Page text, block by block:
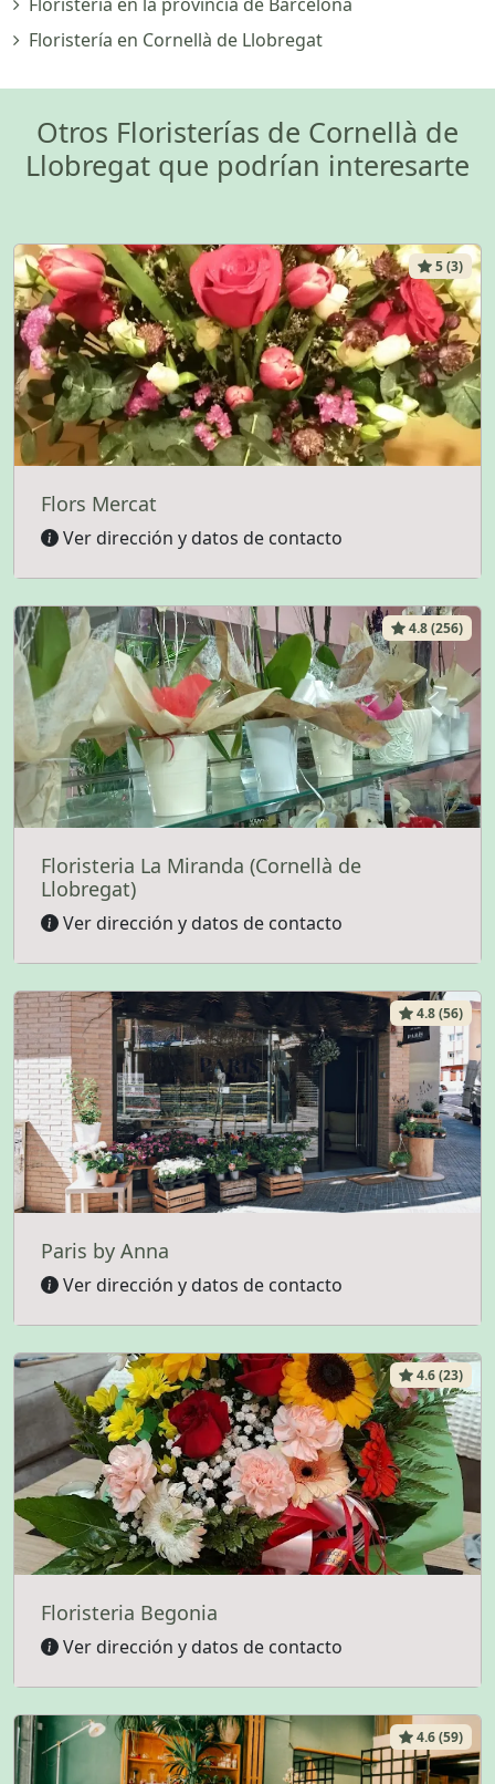
Floristería en Cornellà de Llobregat
Otros Floristerías de Cornellà de
Llobregat que podrían interesarte
5 (3)
Flors Mercat
Ver dirección y datos de contacto
4.8 (256)
Floristeria La Miranda (Cornellà de
Llobregat)
Ver dirección y datos de contacto
4.8 (56)
Paris by Anna
Ver dirección y datos de contacto
4.6 (23)
Floristeria Begonia
Ver dirección y datos de contacto
4.6 (59)